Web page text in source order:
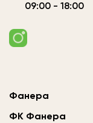
09:00 - 18:00
Фанера
ФК Фанера